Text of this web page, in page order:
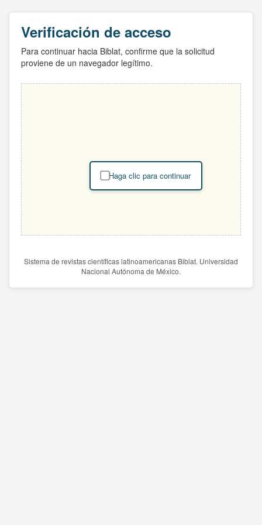
Verificación de acceso
Para continuar hacia Biblat, confirme que la solicitud
proviene de un navegador legítimo.
Haga clic para continuar
Sistema de revistas científicas latinoamericanas Biblat. Universidad
Nacional Autónoma de México.